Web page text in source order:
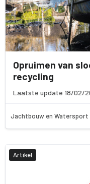
Opruimen van
recycling
Laatste update 18/02/
Jachtbouw en Watersport
Artikel